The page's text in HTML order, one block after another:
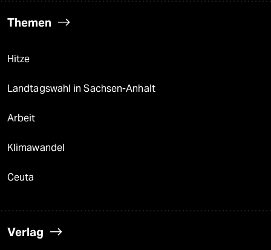
Themen
Hitze
Landtagswahl in Sachsen-Anhalt
Arbeit
Klimawandel
Ceuta
Verlag